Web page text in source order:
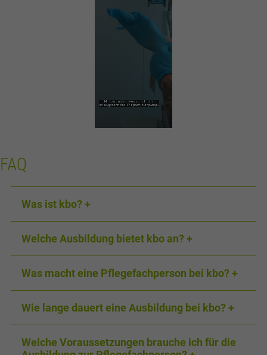
FAQ
Was ist kbo?
Welche Ausbildung bietet kbo an?
Was macht eine Pflegefachperson bei kbo?
Wie lange dauert eine Ausbildung bei kbo?
Welche Voraussetzungen brauche ich für die